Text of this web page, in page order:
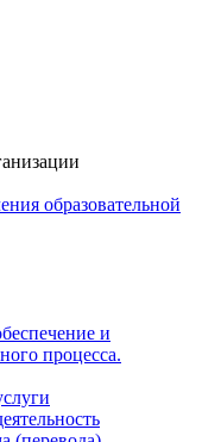
образовательной
и
процесса.